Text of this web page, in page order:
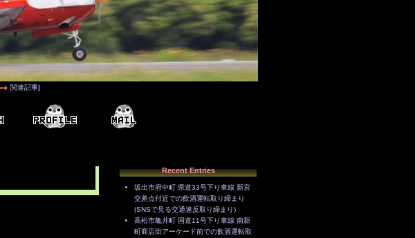
関連記事]
Recent Entries
坂出市府中町 県道33号下り車線 新宮
交差点付近での飲酒運転取り締まり
(SNSで見る交通違反取り締まり)
高松市亀井町 国道11号下り車線 南新
町商店街アーケード前での飲酒運転取